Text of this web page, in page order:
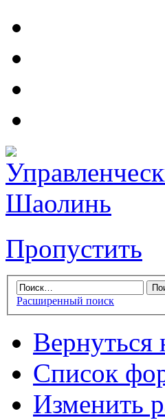
Пропустить
Расширенный поиск
Вернуться
Список
Изменить